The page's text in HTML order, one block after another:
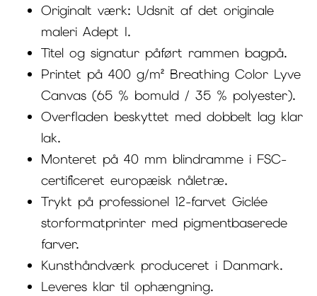
Originalt værk: Udsnit af det originale
maleri Adept I.
Titel og signatur påført rammen bagpå.
Printet på 400 g/m² Breathing Color Lyve
Canvas (65 % bomuld / 35 % polyester).
Overfladen beskyttet med dobbelt lag klar
lak.
Monteret på 40 mm blindramme i FSC-
certificeret europæisk nåletræ.
Trykt på professionel 12-farvet Giclée
storformatprinter med pigmentbaserede
farver.
Kunsthåndværk produceret i Danmark.
Leveres klar til ophængning.